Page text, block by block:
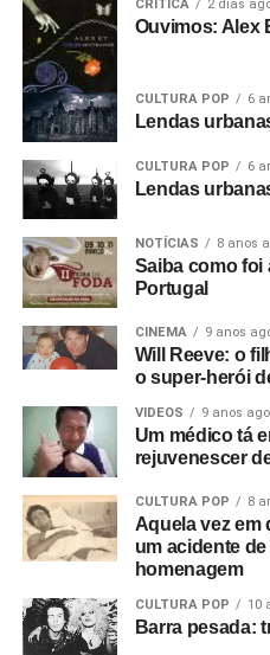
Foto: Reprodução Internet
amigo do Rob(Gretton)
aeroporto e depois quando
costumava ir lá assistir
empresariando uma banda
estava começando como
filmando em 8mm.
E começamos um filme que
The Panik na última noite do
escuro e a filmagem ficou
lado. Aí o Rob me ligou e
uma banda nova chamada
queria ir vê-los no The
Fui vê-los no antigo Russell
absolutamente incríveis; me
com eles naquele instante.
de discos local e contei a ele
em Altrincham, onde eu
1963-64, e disse que ele
Mais tarde, apresentei-o ao
CRÍTICA 2 dias
Ouvimos: Alex
CULTURA POP 6
Lendas
CULTURA POP 6
Lendas
NOTÍCIAS 8 anos
Saiba como foi
Portugal
CINEMA 9 anos
Will Reeve: o
o super-herói
VIDEOS 9 anos ago
Um médico tá
rejuvenescer
CULTURA POP 8
Aquela vez em
um acidente
homenagem
CULTURA POP 10
Barra pesada: